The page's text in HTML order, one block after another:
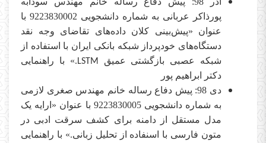
پورذاکر عربانی به شماره دانشجویی 9223830002 با
عنوان «پیش‌بینی کلان داده‌های تقاضای وجه نقد
دستگاه‌های خودپرداز شبکه بانکی ایران با استفاده از
شبکه عصبی بازگشتی عمیق
LSTM.» با راهنمایی
دکتر ابراهیم پور
دی 98: پیش دفاع رساله خانم مهندس صغری لازمی
به شماره دانشجویی 9223830005 با عنوان «ارایه یک
مدل مستقل از دامنه برای کشف سرقت ادبی در
متون فارسی با اسنفاده از تحلیل زبانی.» با راهنمایی